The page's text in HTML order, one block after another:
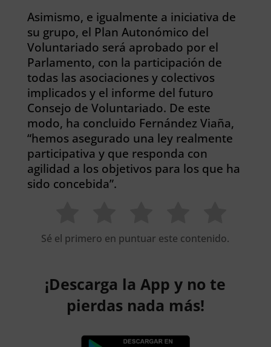
Asimismo, e igualmente a iniciativa de
su grupo, el Plan Autonómico del
Voluntariado será aprobado por el
Parlamento, con la participación de
todas las asociaciones y colectivos
implicados y el informe del futuro
Consejo de Voluntariado. De este
modo, ha concluido Fernández Viaña,
“hemos asegurado una ley realmente
participativa y que responda con
agilidad a los objetivos para los que ha
sido concebida”.
Sé el primero en puntuar este contenido.
¡Descarga la App y no te
pierdas nada más!